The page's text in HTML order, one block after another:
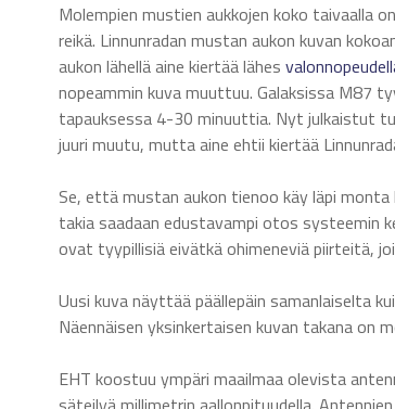
Molempien mustien aukkojen koko taivaalla
reikä. Linnunradan mustan aukon kuvan
aukon lähellä aine kiertää lähes
nopeammin kuva muuttuu. Galaksissa M87
tapauksessa 4-30 minuuttia. Nyt julkaistut
juuri muutu, mutta aine ehtii kiertää
Se, että mustan aukon tienoo käy läpi
takia saadaan edustavampi otos systeemin
ovat tyypillisiä eivätkä ohimeneviä piirteitä,
Uusi kuva näyttää päällepäin samanlaiselta
Näennäisen yksinkertaisen kuvan takana on
EHT koostuu ympäri maailmaa olevista